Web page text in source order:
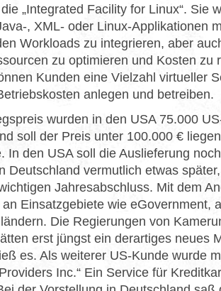
„Integrated Facility for Linux“. Sie
, XML- oder Linux-Applikationen
Workloads zu integrieren, aber
zu optimieren und Kosten zu
Kunden eine Vielzahl virtueller
anlegen und betreiben.
wurden in den USA 75.000
soll der Preis unter 100.000 €
In den USA soll die Auslieferung
Deutschland vermutlich etwas
Jahresabschluss. Mit dem
Einsatzgebiete wie eGovernment,
Die Regierungen von
erst jüngst ein derartiges neues
es. Als weiterer US-Kunde wurde
Inc.“ Ein Service für